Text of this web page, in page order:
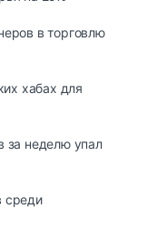
в торговлю
хабах для
за неделю упал
среди